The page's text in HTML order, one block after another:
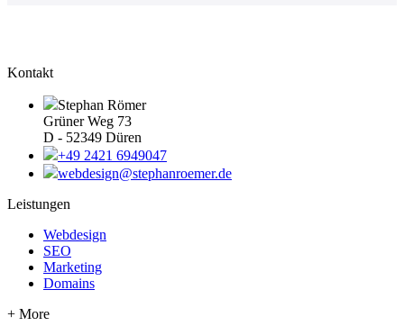
Kontakt
Stephan Römer
Grüner Weg 73
D - 52349 Düren
+49 2421 6949047
webdesign@stephanroemer.de
Leistungen
Webdesign
SEO
Marketing
Domains
+ More